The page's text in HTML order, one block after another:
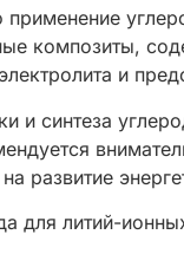
композиты,
и
и синтеза
развитие
для литий-